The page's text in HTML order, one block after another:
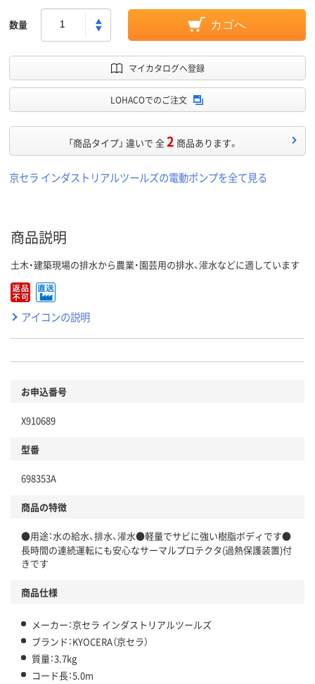
数量 カゴへ
マイカタログへ登録
LOHACOでのご注文
「商品タイプ」 違いで 全2 商品あります。
京セラ インダストリアルツールズの電動ポンプを全て見る
商品説明
土木・建築現場の排水から農業・園芸用の排水、灌水などに適しています
アイコンの説明
お申込番号
X910689
型番
698353A
商品の特徴
●用途：水の給水、排水、灌水●軽量でサビに強い樹脂ボディです●
長時間の連続運転にも安心なサーマルプロテクタ(過熱保護装置)付
きです
商品仕様
メーカー：京セラ インダストリアルツールズ
ブランド：KYOCERA（京セラ）
質量：3.7kg
コード長：5.0m